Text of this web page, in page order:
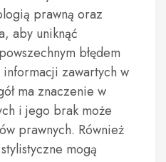
prawną oraz
aby uniknąć
błędem
zawartych w
ma znaczenie w
i jego brak może
prawnych. Również
mogą